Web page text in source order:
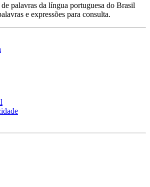
palavras da língua portuguesa do Brasil
e expressões para consulta.